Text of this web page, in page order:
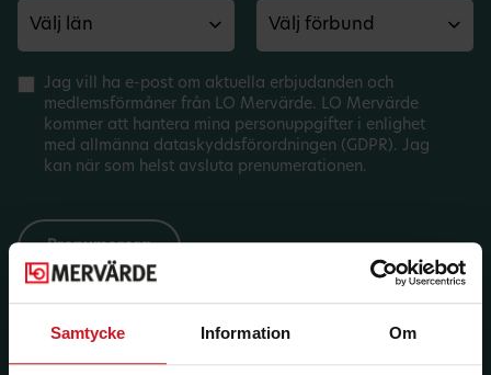
Samtycke Information Om
Jag vill ha e-post om aktuella erbjudanden och
medlemsförmåner från LO Mervärde. LO Mervärde
kommer att hantera mina personuppgifter i enlighet
med allmänna dataskyddsförordningen (GDPR). Jag
kan när som helst avsluta prenumerationen.